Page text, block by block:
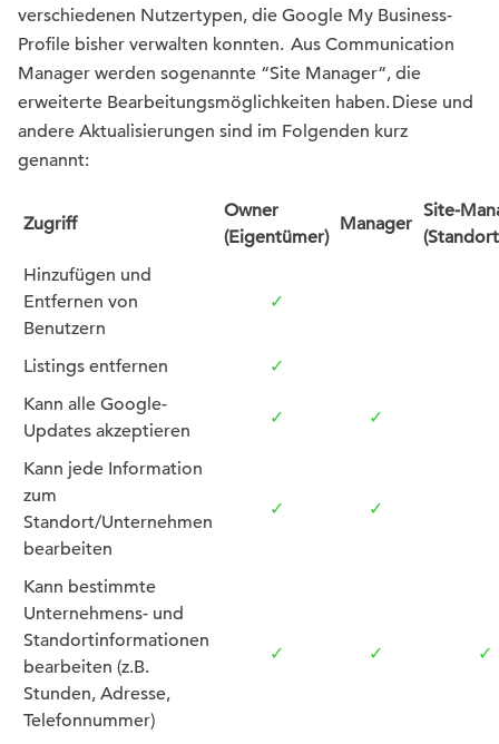
verschiedenen Nutzertypen, die Google My Business-
Profile bisher verwalten konnten. Aus Communication
Manager werden sogenannte “Site Manager“, die
erweiterte Bearbeitungsmöglichkeiten haben. Diese und
andere Aktualisierungen sind im Folgenden kurz
genannt:
Zugriff
Owner
(Eigentümer)
Manager
Site-
Hinzufügen und
Entfernen von
Benutzern
✓
Listings entfernen
✓
Kann alle Google-
Updates akzeptieren
✓ ✓
Kann jede Information
zum
Standort/Unternehmen
bearbeiten
✓ ✓
Kann bestimmte
Unternehmens- und
Standortinformationen
bearbeiten (z.B.
Stunden, Adresse,
Telefonnummer)
✓ ✓ ✓